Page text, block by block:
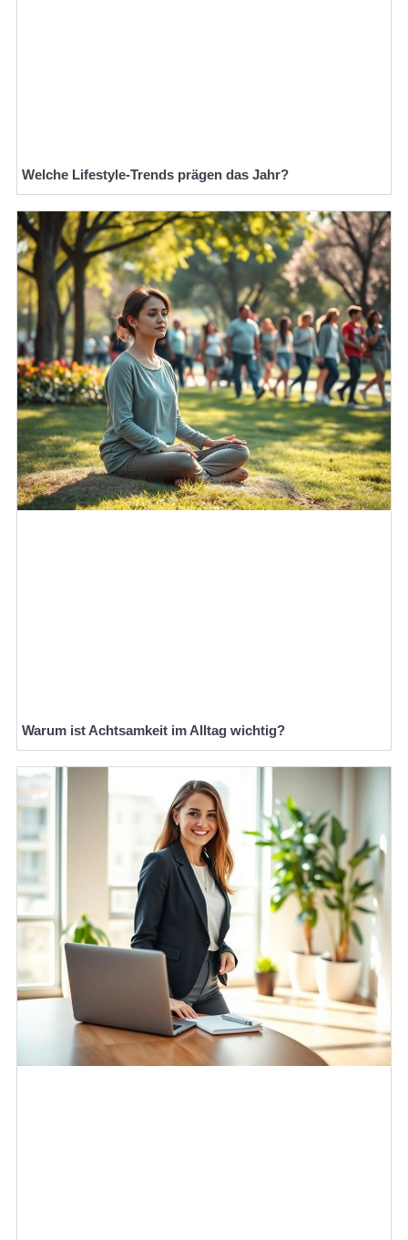
Welche Lifestyle-Trends prägen das Jahr?
Warum ist Achtsamkeit im Alltag wichtig?